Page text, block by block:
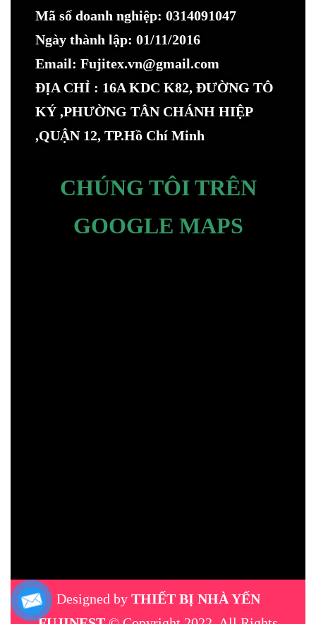
Mã số doanh nghiệp: 0314091047
Ngày thành lập: 01/11/2016
Email: Fujitex.vn@gmail.com
ĐỊA CHỈ : 16A KDC K82, ĐƯỜNG TÔ
KÝ ,PHƯỜNG TÂN CHÁNH HIỆP
,QUẬN 12, TP.Hồ Chí Minh
CHÚNG TÔI TRÊN
GOOGLE MAPS
Designed by THIẾT BỊ NHÀ YẾN